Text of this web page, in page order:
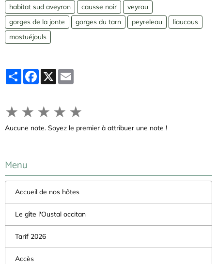
habitat sud aveyron
causse noir
veyrau
gorges de la jonte
gorges du tarn peyreleau
liaucous
mostuéjouls
PartagerFacebook
X
★ ★ ★ ★ ★
Aucune note. Soyez le premier à attribuer une note !
Menu
Accueil de nos hôtes
Le gîte l'Oustal occitan
Tarif 2026
Accès